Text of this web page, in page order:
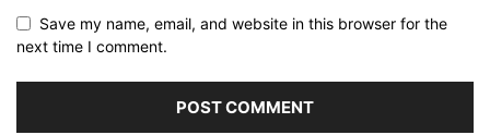
Save my name, email, and website in this browser for the
next time I comment.